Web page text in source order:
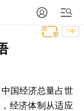
T中
国经济总量占世
经济体制从适应